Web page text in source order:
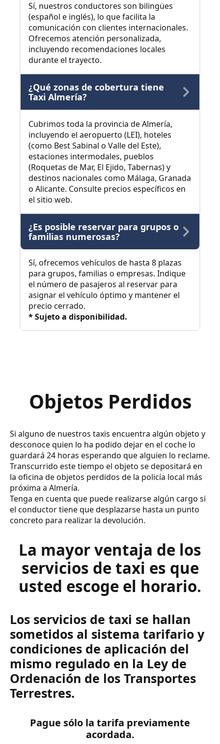
Sí, nuestros conductores son bilingües
(español e inglés), lo que facilita la
comunicación con clientes internacionales.
Ofrecemos atención personalizada,
incluyendo recomendaciones locales
durante el trayecto.
¿Qué zonas de cobertura tiene
Taxi Almería?
Cubrimos toda la provincia de Almería,
incluyendo el aeropuerto (LEI), hoteles
(como Best Sabinal o Valle del Este),
estaciones intermodales, pueblos
(Roquetas de Mar, El Ejido, Tabernas) y
destinos nacionales como Málaga, Granada
o Alicante. Consulte precios específicos en
el sitio web.
¿Es posible reservar para grupos o
familias numerosas?
Sí, ofrecemos vehículos de hasta 8 plazas
para grupos, familias o empresas. Indique
el número de pasajeros al reservar para
asignar el vehículo óptimo y mantener el
precio cerrado.
* Sujeto a disponibilidad.
Objetos Perdidos
Si alguno de nuestros taxis encuentra algún objeto y
desconoce quien lo ha podido dejar en el coche lo
guardará 24 horas esperando que alguien lo reclame.
Transcurrido este tiempo el objeto se depositará en
la oficina de objetos perdidos de la policía local más
próxima a Almería.
Tenga en cuenta que puede realizarse algún cargo si
el conductor tiene que desplazarse hasta un punto
concreto para realizar la devolución.
La mayor ventaja de los
servicios de taxi es que
usted escoge el horario.
Los servicios de taxi se hallan
sometidos al sistema tarifario y
condiciones de aplicación del
mismo regulado en la Ley de
Ordenación de los Transportes
Terrestres.
Pague sólo la tarifa previamente
acordada.